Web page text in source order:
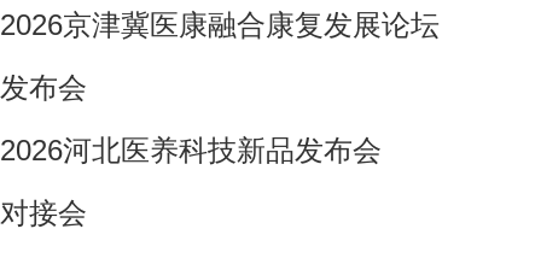
2026京津冀医康融合康复发展论坛
发布会
2026河北医养科技新品发布会
对接会